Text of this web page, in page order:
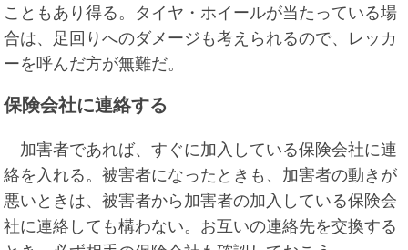
こともあり得る。タイヤ・ホイールが当たっている場
合は、足回りへのダメージも考えられるので、レッカ
ーを呼んだ方が無難だ。
保険会社に連絡する
加害者であれば、すぐに加入している保険会社に連
絡を入れる。被害者になったときも、加害者の動きが
悪いときは、被害者から加害者の加入している保険会
社に連絡しても構わない。お互いの連絡先を交換する